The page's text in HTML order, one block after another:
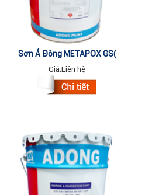
Sơn Á Đông METAPOX GS(
Thinner 066 EP)- 5 Lít
Giá:Liên hệ